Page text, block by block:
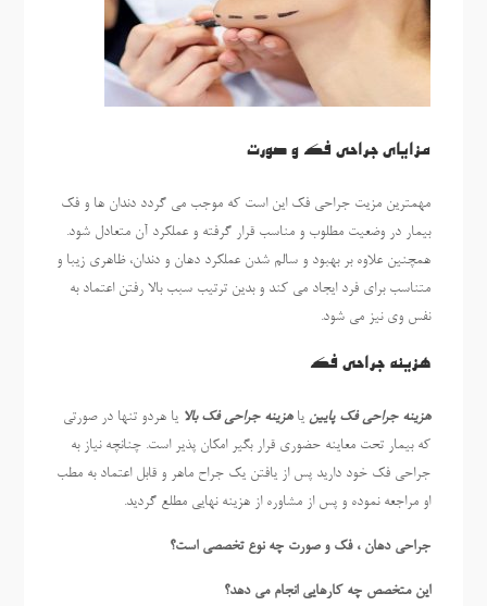
مزایای جراحی فک و صورت
مهمترین مزیت جراحی فک این است که موجب می گردد دندان ها و فک
بیمار در وضعیت مطلوب و مناسب قرار گرفته و عملکرد آن متعادل شود.
همچنین علاوه بر بهبود و سالم شدن عملکرد دهان و دندان، ظاهری زیبا و
متناسب برای فرد ایجاد می کند و بدین ترتیب سبب بالا رفتن اعتماد به
نفس وی نیز می شود.
هزینه جراحی فک
هزینه جراحی فک پایینیاهزینه جراحی فک بالا یا هردو تنها در صورتی
که بیمار تحت معاینه حضوری قرار بگیر امکان پذیر است. چنانچه نیاز به
جراحی فک خود دارید پس از یافتن یک جراح ماهر و قابل اعتماد به مطب
او مراجعه نموده و پس از مشاوره از هزینه نهایی مطلع گردید.
جراحی دهان ، فک و صورت چه نوع تخصصی است؟
این متخصص چه کارهایی انجام می دهد؟